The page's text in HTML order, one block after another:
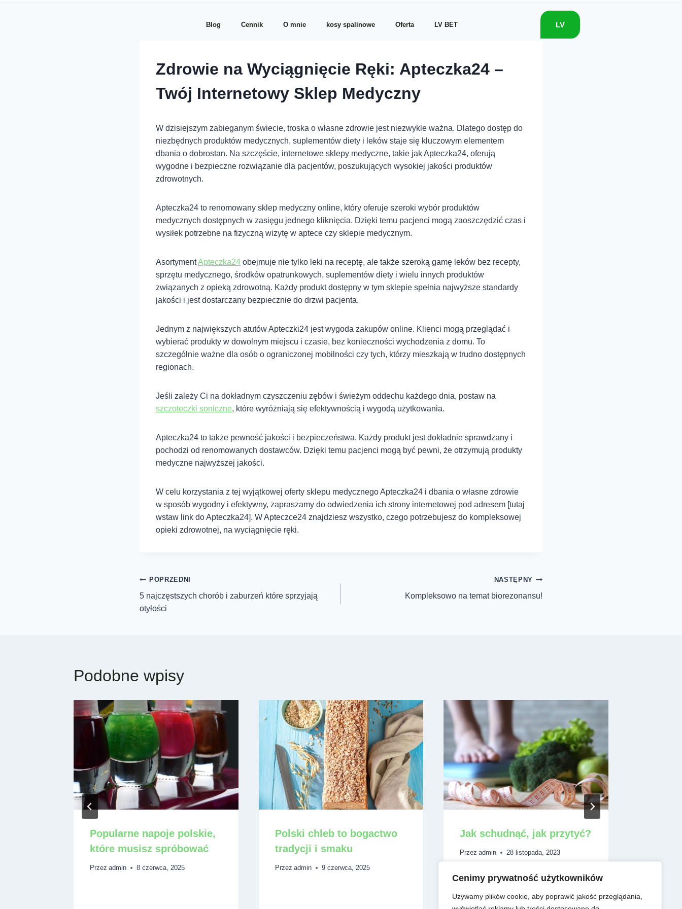
Cenimy prywatność użytkowników
Używamy plików cookie, aby poprawić jakość przeglądania,
Blog Cennik O mnie kosy spalinowe Oferta LV BET LV
Zdrowie na Wyciągnięcie Ręki: Apteczka24 –
Twój Internetowy Sklep Medyczny
W dzisiejszym zabieganym świecie, troska o własne zdrowie jest niezwykle ważna. Dlatego dostęp do
niezbędnych produktów medycznych, suplementów diety i leków staje się kluczowym elementem
dbania o dobrostan. Na szczęście, internetowe sklepy medyczne, takie jak Apteczka24, oferują
wygodne i bezpieczne rozwiązanie dla pacjentów, poszukujących wysokiej jakości produktów
zdrowotnych.
Apteczka24 to renomowany sklep medyczny online, który oferuje szeroki wybór produktów
medycznych dostępnych w zasięgu jednego kliknięcia. Dzięki temu pacjenci mogą zaoszczędzić czas i
wysiłek potrzebne na fizyczną wizytę w aptece czy sklepie medycznym.
AsortymentApteczka24 obejmuje nie tylko leki na receptę, ale także szeroką gamę leków bez recepty,
sprzętu medycznego, środków opatrunkowych, suplementów diety i wielu innych produktów
związanych z opieką zdrowotną. Każdy produkt dostępny w tym sklepie spełnia najwyższe standardy
jakości i jest dostarczany bezpiecznie do drzwi pacjenta.
Jednym z największych atutów Apteczki24 jest wygoda zakupów online. Klienci mogą przeglądać i
wybierać produkty w dowolnym miejscu i czasie, bez konieczności wychodzenia z domu. To
szczególnie ważne dla osób o ograniczonej mobilności czy tych, którzy mieszkają w trudno dostępnych
regionach.
Jeśli zależy Ci na dokładnym czyszczeniu zębów i świeżym oddechu każdego dnia, postaw na
szczoteczki soniczne, które wyróżniają się efektywnością i wygodą użytkowania.
Apteczka24 to także pewność jakości i bezpieczeństwa. Każdy produkt jest dokładnie sprawdzany i
pochodzi od renomowanych dostawców. Dzięki temu pacjenci mogą być pewni, że otrzymują produkty
medyczne najwyższej jakości.
W celu korzystania z tej wyjątkowej oferty sklepu medycznego Apteczka24 i dbania o własne zdrowie
w sposób wygodny i efektywny, zapraszamy do odwiedzenia ich strony internetowej pod adresem [tutaj
wstaw link do Apteczka24]. W Apteczce24 znajdziesz wszystko, czego potrzebujesz do kompleksowej
opieki zdrowotnej, na wyciągnięcie ręki.
POPRZEDNI
5 najczęstszych chorób i zaburzeń które sprzyjają
otyłości
NASTĘPNY
Kompleksowo na temat biorezonansu!
Podobne wpisy
Popularne napoje polskie,
które musisz spróbować
Przez admin 8 czerwca, 2025
Polski chleb to bogactwo
tradycji i smaku
Przez admin 9 czerwca, 2025
Jak schudnąć, jak przytyć?
Przez admin 28 listopada, 2023